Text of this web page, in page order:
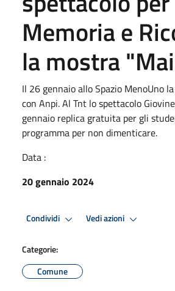
Memoria e
la mostra
Il 26 gennaio allo Spazio MenoUno
con Anpi. Al Tnt lo spettacolo
gennaio replica gratuita per gli
programma per non dimenticare.
Data :
20 gennaio 2024
Condividi Vedi azioni
Categorie:
Comune